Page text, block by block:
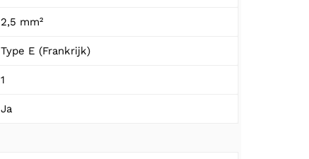
2,5 mm²
Type E (Frankrijk)
1
Ja